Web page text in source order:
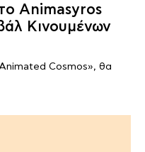
Animasyros
Κινουμένων
Cosmos», θα